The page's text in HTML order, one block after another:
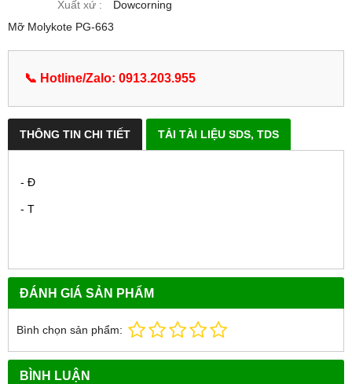
Xuất xứ :
Dowcorning
Mỡ Molykote PG-663
📞 Hotline/Zalo: 0913.203.955
THÔNG TIN CHI TIẾT TẢI TÀI LIỆU SDS, TDS
- Đ
- T
ĐÁNH GIÁ SẢN PHẨM
Bình chọn sản phẩm:
BÌNH LUẬN